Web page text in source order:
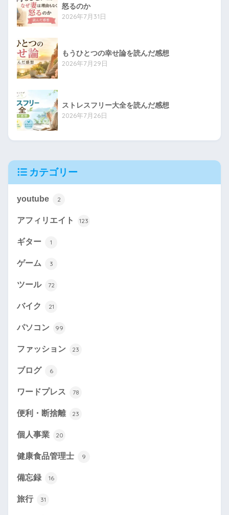
怒るのか
2026年7月31日
もうひとつの幸せ論を読んだ感想
2026年7月29日
ストレスフリー大全を読んだ感想
2026年7月26日
カテゴリー
youtube 2
アフィリエイト 123
ギター 1
ゲーム 3
ツール 72
バイク 21
パソコン 99
ファッション 23
ブログ 6
ワードプレス 78
便利・断捨離 23
個人事業 20
健康食品管理士 9
備忘録 16
旅行 31